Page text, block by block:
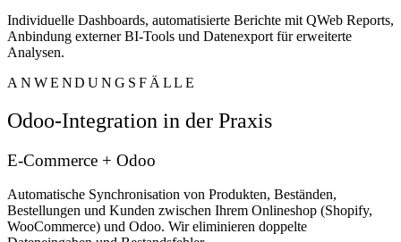
Individuelle Dashboards, automatisierte Berichte mit QWeb Reports,
Anbindung externer BI-Tools und Datenexport für erweiterte
Analysen.
ANWENDUNGSFÄLLE
Odoo-Integration in der Praxis
E-Commerce + Odoo
Automatische Synchronisation von Produkten, Beständen,
Bestellungen und Kunden zwischen Ihrem Onlineshop (Shopify,
WooCommerce) und Odoo. Wir eliminieren doppelte